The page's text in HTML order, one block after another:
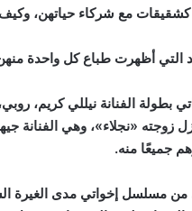
مع شركاء حياتهن،
التي أظهرت طباع كل واحدة
بطولة الفنانة نيللي كريم،
زوجته «نجلاء»، وهي الفنانة
جميعًا منه.
مسلسل إخواتي مدى الغيرة